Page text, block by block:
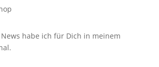
habe ich für Dich in meinem
.